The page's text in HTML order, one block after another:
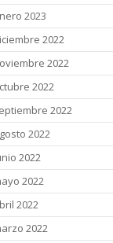
2023
2022
2022
2022
2022
2022
2022
2022
2022
2022